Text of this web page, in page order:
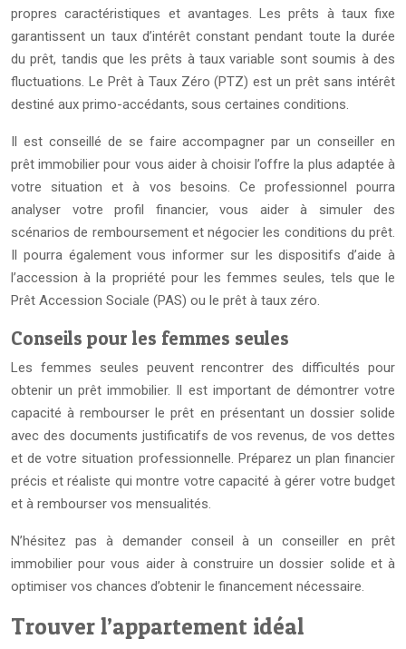
propres caractéristiques et avantages. Les prêts à taux fixe
garantissent un taux d’intérêt constant pendant toute la durée
du prêt, tandis que les prêts à taux variable sont soumis à des
fluctuations. Le Prêt à Taux Zéro (PTZ) est un prêt sans intérêt
destiné aux primo-accédants, sous certaines conditions.
Il est conseillé de se faire accompagner par un conseiller en
prêt immobilier pour vous aider à choisir l’offre la plus adaptée à
votre situation et à vos besoins. Ce professionnel pourra
analyser votre profil financier, vous aider à simuler des
scénarios de remboursement et négocier les conditions du prêt.
Il pourra également vous informer sur les dispositifs d’aide à
l’accession à la propriété pour les femmes seules, tels que le
Prêt Accession Sociale (PAS) ou le prêt à taux zéro.
Conseils pour les femmes seules
Les femmes seules peuvent rencontrer des difficultés pour
obtenir un prêt immobilier. Il est important de démontrer votre
capacité à rembourser le prêt en présentant un dossier solide
avec des documents justificatifs de vos revenus, de vos dettes
et de votre situation professionnelle. Préparez un plan financier
précis et réaliste qui montre votre capacité à gérer votre budget
et à rembourser vos mensualités.
N’hésitez pas à demander conseil à un conseiller en prêt
immobilier pour vous aider à construire un dossier solide et à
optimiser vos chances d’obtenir le financement nécessaire.
Trouver l’appartement idéal